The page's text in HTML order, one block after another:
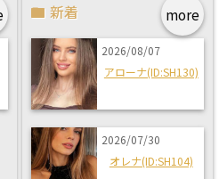
more
新着
2026/08/07
アローナ(ID:SH130)
2026/07/30
オレナ(ID:SH104)